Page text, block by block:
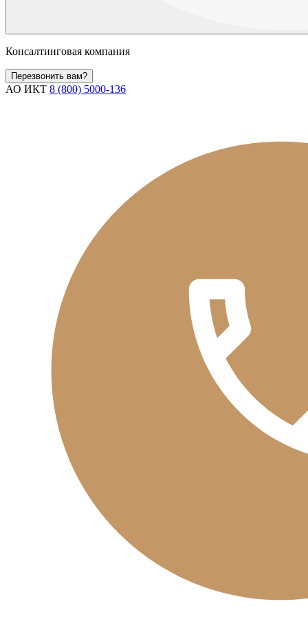
Консалтинговая компания
Перезвонить вам?
АО ИКТ 8 (800) 5000-136